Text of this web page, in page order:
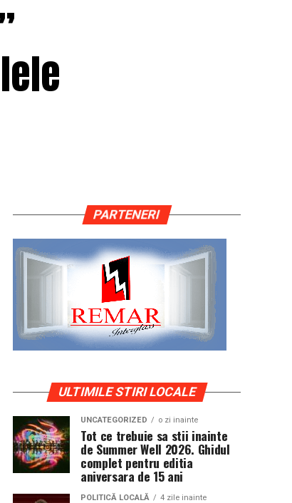
PARTENERI
ULTIMILE STIRI LOCALE
UNCATEGORIZED o zi inainte
Tot ce trebuie sa stii inainte
de Summer Well 2026. Ghidul
complet pentru editia
aniversara de 15 ani
POLITICĂ LOCALĂ 4 zile inainte